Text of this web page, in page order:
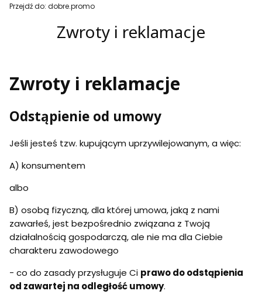
Przejdź do: dobre.promo
Zwroty i reklamacje
Zwroty i reklamacje
Odstąpienie od umowy
Jeśli jesteś tzw. kupującym uprzywilejowanym, a więc:
A) konsumentem
albo
B) osobą fizyczną, dla której umowa, jaką z nami
zawarłeś, jest bezpośrednio związana z Twoją
działalnością gospodarczą, ale nie ma dla Ciebie
charakteru zawodowego
- co do zasady przysługuje Ci prawo do odstąpienia
od zawartej na odległość umowy.